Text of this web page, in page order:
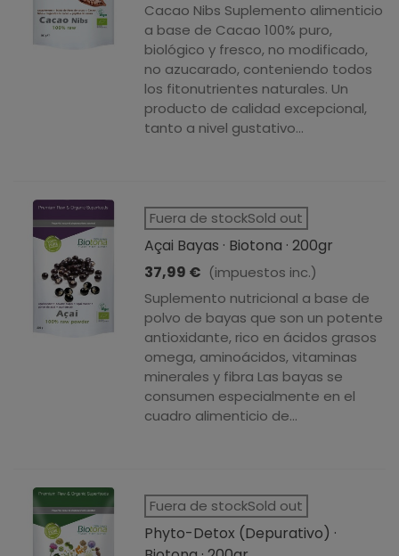
Cacao Nibs Suplemento alimenticio
a base de Cacao 100% puro,
biológico y fresco, no modificado,
no azucarado, conteniendo todos
los fitonutrientes naturales. Un
producto de calidad excepcional,
tanto a nivel gustativo...
Fuera de stockSold out
Açai Bayas · Biotona · 200gr
37,99 € (impuestos inc.)
Suplemento nutricional a base de
polvo de bayas que son un potente
antioxidante, rico en ácidos grasos
omega, aminoácidos, vitaminas
minerales y fibra Las bayas se
consumen especialmente en el
cuadro alimenticio de...
Fuera de stockSold out
Phyto-Detox (depurativo) ·